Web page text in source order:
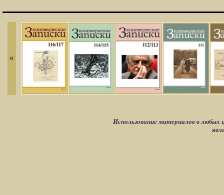
«
Использование материалов в любых